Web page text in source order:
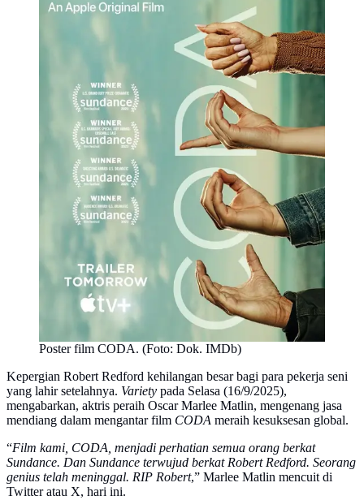
Poster film CODA. (Foto: Dok. IMDb)
Kepergian Robert Redford kehilangan besar bagi para pekerja seni
yang lahir setelahnya. Variety pada Selasa (16/9/2025),
mengabarkan, aktris peraih Oscar Marlee Matlin, mengenang jasa
mendiang dalam mengantar film CODA meraih kesuksesan global.
“Film kami, CODA, menjadi perhatian semua orang berkat
Sundance. Dan Sundance terwujud berkat Robert Redford. Seorang
genius telah meninggal. RIP Robert,” Marlee Matlin mencuit di
Twitter atau X, hari ini.